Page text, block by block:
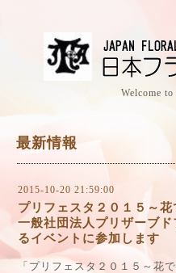
Welcome
最新情報
2015-10-20 21:59:00
プリフェスタ２０１５～花
一般社団法人プリザーブ
るイベントに参加します
「プリフェスタ２０１５～花